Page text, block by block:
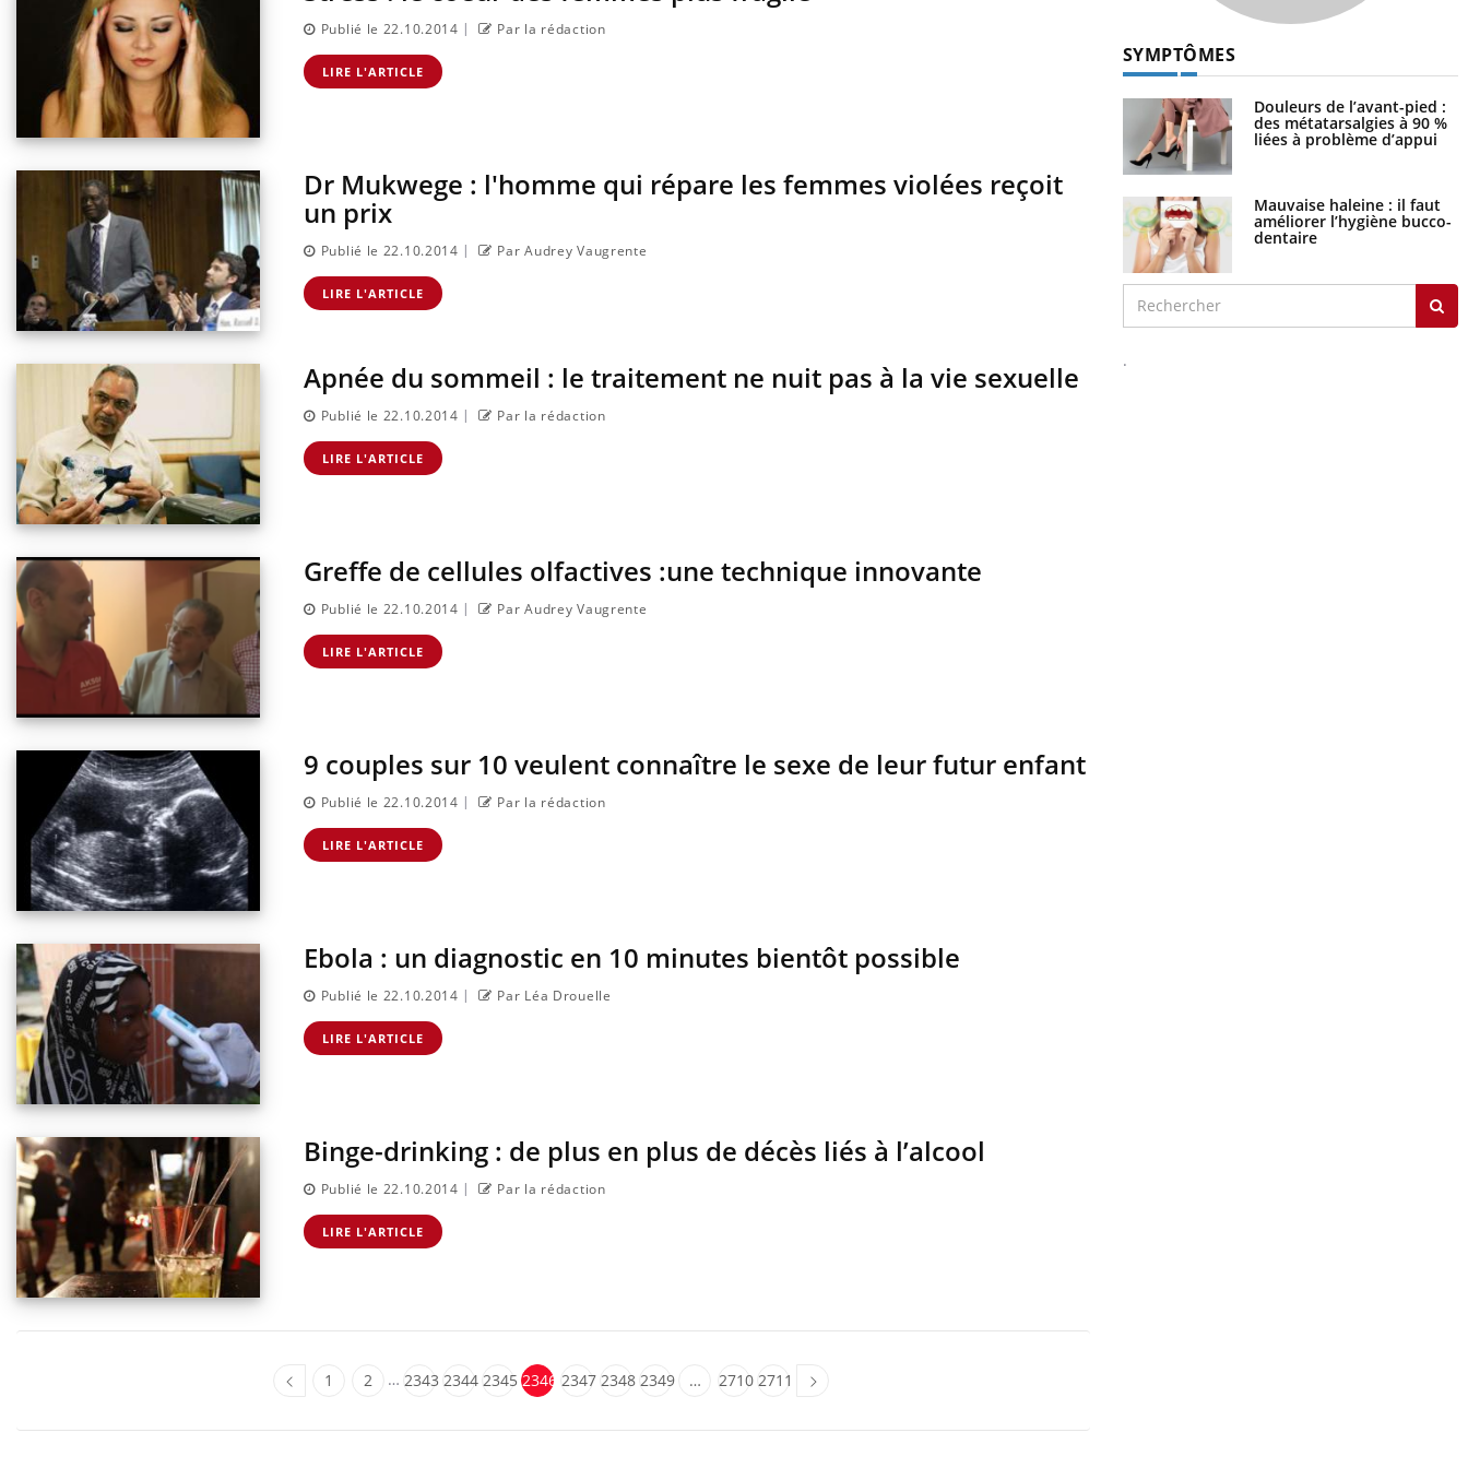
Publié le 22.10.2014 | Par la rédaction
LIRE L'ARTICLE
Dr Mukwege : l'homme qui répare les femmes violées reçoit
un prix
Publié le 22.10.2014 | Par Audrey Vaugrente
LIRE L'ARTICLE
Apnée du sommeil : le traitement ne nuit pas à la vie sexuelle
Publié le 22.10.2014 | Par la rédaction
LIRE L'ARTICLE
Greffe de cellules olfactives :une technique innovante
Publié le 22.10.2014 | Par Audrey Vaugrente
LIRE L'ARTICLE
9 couples sur 10 veulent connaître le sexe de leur futur enfant
Publié le 22.10.2014 | Par la rédaction
LIRE L'ARTICLE
Ebola : un diagnostic en 10 minutes bientôt possible
Publié le 22.10.2014 | Par Léa Drouelle
LIRE L'ARTICLE
Binge-drinking : de plus en plus de décès liés à l’alcool
Publié le 22.10.2014 | Par la rédaction
LIRE L'ARTICLE
1 2 … 2343 2344 2345 2346 2347 2348 2349 … 2710 2711
pression artérielle chute
au lever
Drépanocytose : une
graves
Maladie de Charcot
amyotrophique)